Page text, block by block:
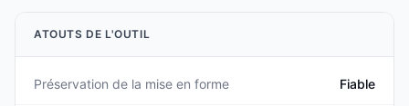
ATOUTS DE L'OUTIL
Préservation de la mise en forme Fiable